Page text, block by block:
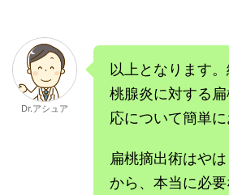
Dr.アシュア
以上となります
桃腺炎に対する
応について簡単に
扁桃摘出術はや
から、本当に必